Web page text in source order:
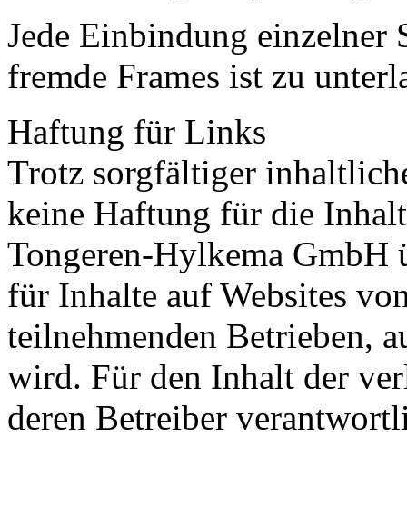
Jede Einbindung einzelner
fremde Frames ist zu
Haftung für Links
Trotz sorgfältiger
keine Haftung für die
Tongeren-Hylkema GmbH
für Inhalte auf Websites
teilnehmenden Betrieben,
wird. Für den Inhalt der
deren Betreiber